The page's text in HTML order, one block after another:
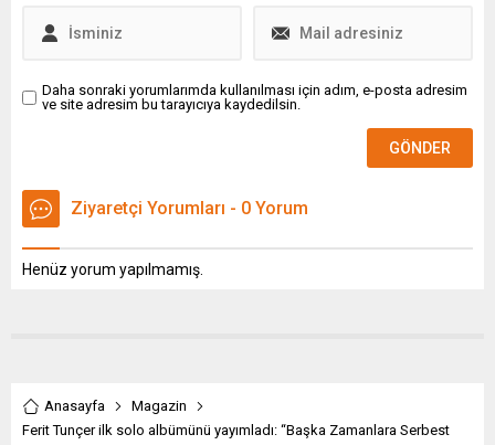
PaperWork BPM’e geçiş
yenilikçi aktarım uygulaması
ile mevcut iş akışlarının
Daha sonraki yorumlarımda kullanılması için adım, e-posta adresim
ve site adresim bu tarayıcıya kaydedilsin.
Ziyaretçi Yorumları - 0 Yorum
Henüz yorum yapılmamış.
Anasayfa
Magazin
Ferit Tunçer ilk solo albümünü yayımladı: “Başka Zamanlara Serbest